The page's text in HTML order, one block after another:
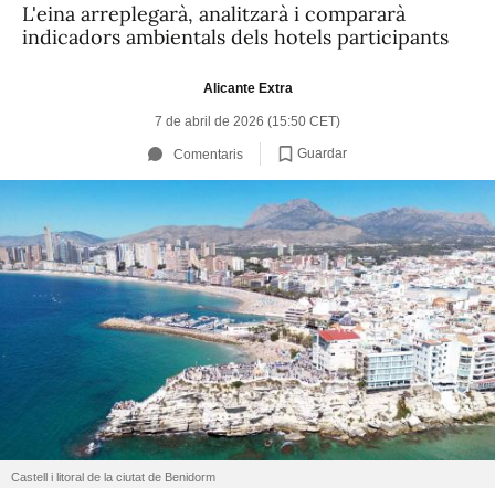
L'eina arreplegarà, analitzarà i compararà
indicadors ambientals dels hotels participants
Alicante Extra
7 de abril de 2026 (15:50 CET)
Comentaris Guardar
Castell i litoral de la ciutat de Benidorm